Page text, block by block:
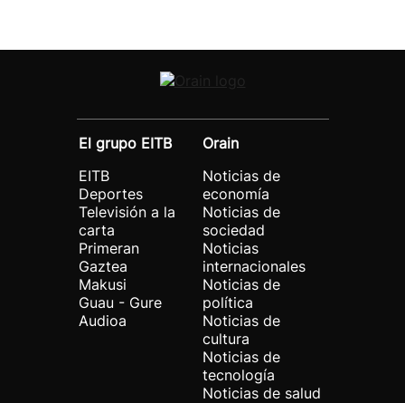
El grupo EITB
EITB
Deportes
Televisión a la
carta
Primeran
Gaztea
Makusi
Guau - Gure
Audioa
Orain
Noticias de
economía
Noticias de
sociedad
Noticias
internacionales
Noticias de
política
Noticias de
cultura
Noticias de
tecnología
Noticias de salud